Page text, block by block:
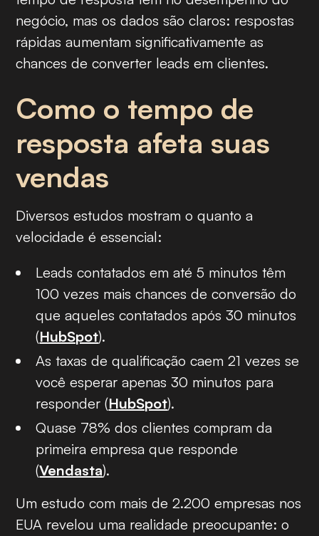
negócio, mas os dados são claros: respostas
rápidas aumentam significativamente as
chances de converter leads em clientes.
Como o tempo de
resposta afeta suas
vendas
Diversos estudos mostram o quanto a
velocidade é essencial:
Leads contatados em até 5 minutos têm
100 vezes mais chances de conversão do
que aqueles contatados após 30 minutos
(HubSpot).
As taxas de qualificação caem 21 vezes se
você esperar apenas 30 minutos para
responder (HubSpot).
Quase 78% dos clientes compram da
primeira empresa que responde
(Vendasta).
Um estudo com mais de 2.200 empresas nos
EUA revelou uma realidade preocupante: o